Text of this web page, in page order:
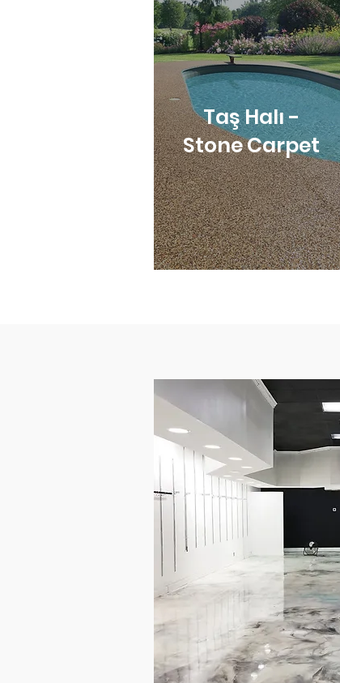
Taş Halı -
Stone Carpet